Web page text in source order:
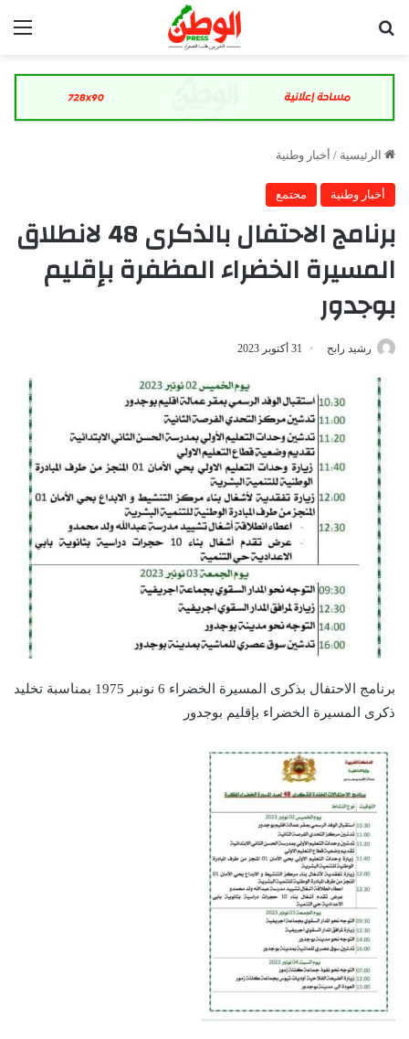
الرئيسية / أخبار وطنية
أخبار وطنية مجتمع
برنامج الاحتفال بالذكرى 48 لانطلاق
المسيرة الخضراء المظفرة بإقليم
بوجدور
رشيد رابح 31 أكتوبر 2023
برنامج الاحتفال بذكرى المسيرة الخضراء 6 نونبر 1975 بمناسبة تخليد
ذكرى المسيرة الخضراء بإقليم بوجدور